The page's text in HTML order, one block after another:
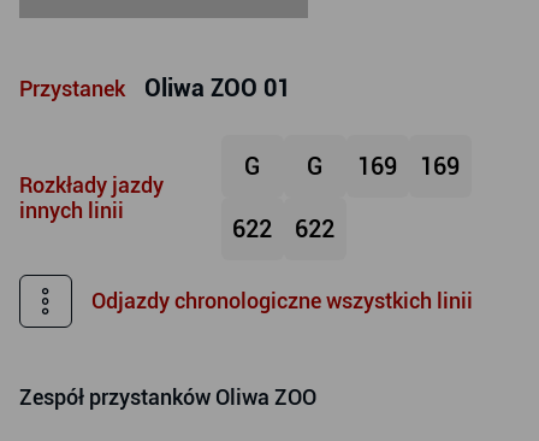
Przystanek Oliwa ZOO 01
Rozkłady jazdy
innych linii
G G 169 169
622 622
Odjazdy chronologiczne wszystkich linii
Zespół przystanków Oliwa ZOO